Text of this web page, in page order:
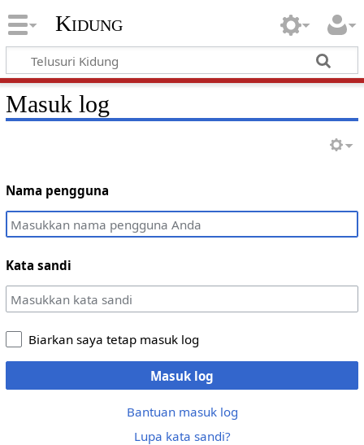
Kidung
Masuk log
Nama pengguna
Kata sandi
Biarkan saya tetap masuk log
Masuk log
Bantuan masuk log
Lupa kata sandi?